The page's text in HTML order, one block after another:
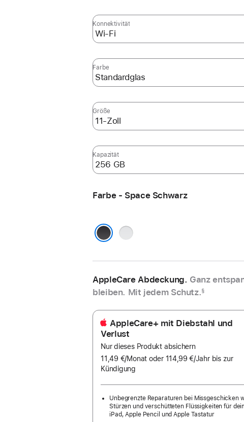
Konnektivität
Farbe
Größe
Kapazität
Farbe - Space Schwarz
Silber
AppleCare Abdeckung. Ganz
bleiben. Mit jedem Schutz.§
AppleCare+ mit Diebstahl und
Verlust
Nur dieses Produkt absichern
11,49 €/Monat pro
oder 114,99 €/Jahr Pro
bis zur
Kündigung
Unbegrenzte Reparaturen bei Missgeschicken
Stürzen und verschütteten Flüssigkeiten für
iPad, Apple Pencil und Apple Tastatur